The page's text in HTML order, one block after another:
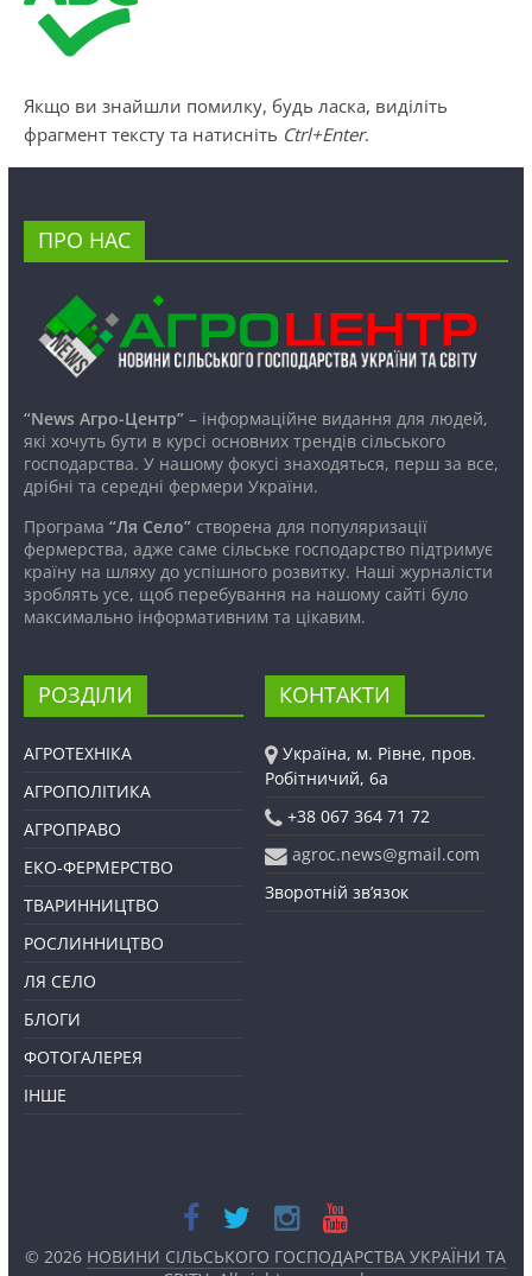
Якщо ви знайшли помилку, будь ласка, виділіть
фрагмент тексту та натисніть Ctrl+Enter.
ПРО НАС
“News Агро-Центр”– інформаційне видання для людей,
які хочуть бути в курсі основних трендів сільського
господарства. У нашому фокусі знаходяться, перш за все,
дрібні та середні фермери України.
Програма “Ля Село”створена для популяризації
фермерства, адже саме сільське господарство підтримує
країну на шляху до успішного розвитку. Наші журналісти
зроблять усе, щоб перебування на нашому сайті було
максимально інформативним та цікавим.
РОЗДІЛИ
АГРОТЕХНІКА
АГРОПОЛІТИКА
АГРОПРАВО
ЕКО-ФЕРМЕРСТВО
ТВАРИННИЦТВО
РОСЛИННИЦТВО
ЛЯ СЕЛО
БЛОГИ
ФОТОГАЛЕРЕЯ
ІНШЕ
КОНТАКТИ
Україна, м. Рівне, пров.
Робітничий, 6а
+38 067 364 71 72
agroc.news@gmail.com
Зворотній зв’язок
© 2026 НОВИНИ СІЛЬСЬКОГО ГОСПОДАРСТВА УКРАЇНИ ТА